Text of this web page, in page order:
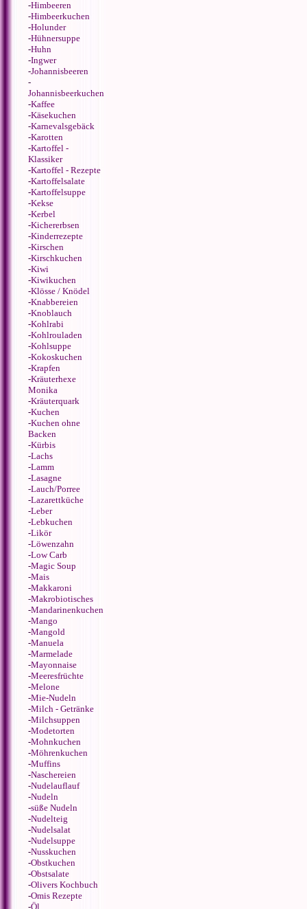
-Himbeeren
-Himbeerkuchen
-Holunder
-Hühnersuppe
-Huhn
-Ingwer
-Johannisbeeren
-
Johannisbeerkuchen
-Kaffee
-Käsekuchen
-Karnevalsgebäck
-Karotten
-Kartoffel -
Klassiker
-Kartoffel - Rezepte
-Kartoffelsalate
-Kartoffelsuppe
-Kekse
-Kerbel
-Kichererbsen
-Kinderrezepte
-Kirschen
-Kirschkuchen
-Kiwi
-Kiwikuchen
-Klösse / Knödel
-Knabbereien
-Knoblauch
-Kohlrabi
-Kohlrouladen
-Kohlsuppe
-Kokoskuchen
-Krapfen
-Kräuterhexe
Monika
-Kräuterquark
-Kuchen
-Kuchen ohne
Backen
-Kürbis
-Lachs
-Lamm
-Lasagne
-Lauch/Porree
-Lazarettküche
-Leber
-Lebkuchen
-Likör
-Löwenzahn
-Low Carb
-Magic Soup
-Mais
-Makkaroni
-Makrobiotisches
-Mandarinenkuchen
-Mango
-Mangold
-Manuela
-Marmelade
-Mayonnaise
-Meeresfrüchte
-Melone
-Mie-Nudeln
-Milch - Getränke
-Milchsuppen
-Modetorten
-Mohnkuchen
-Möhrenkuchen
-Muffins
-Naschereien
-Nudelauflauf
-Nudeln
-süße Nudeln
-Nudelteig
-Nudelsalat
-Nudelsuppe
-Nusskuchen
-Obstkuchen
-Obstsalate
-Olivers Kochbuch
-Omis Rezepte
-Öl